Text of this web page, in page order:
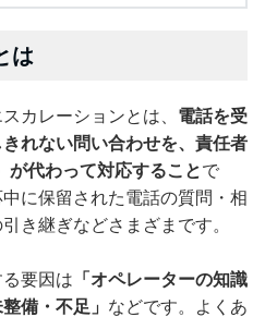
は
カレーションとは、 電話を受
れない問い合わせを、責任者
が代わって対応することで
に保留された電話の質問・相
き継ぎなどさまざまです。
要因は 「オペレーターの知識
備・不足」 などです。よくあ